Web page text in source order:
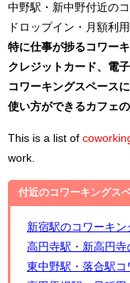
中野駅・新中野付近の
ドロップイン・月額利
特に仕事が捗るコワー
クレジットカード、電
コワーキングスペース
使い方ができるカフェ
This is a list of
work.
付近のコワーキングス
新宿駅のコワーキン
高円寺駅・新高円寺
東中野駅・落合駅コ